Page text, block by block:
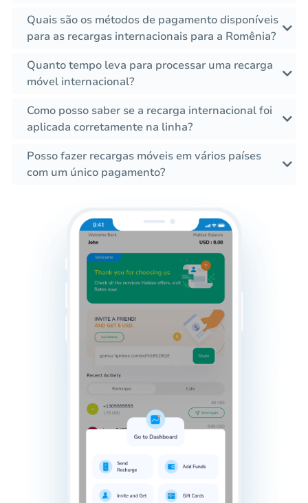
Quais são os métodos de pagamento disponíveis
para as recargas internacionais para a Romênia?
Quanto tempo leva para processar uma recarga
móvel internacional?
Como posso saber se a recarga internacional foi
aplicada corretamente na linha?
Posso fazer recargas móveis em vários países
com um único pagamento?